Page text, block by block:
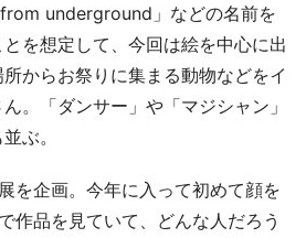
underground」などの名前を
を想定して、今回は絵を中心に出
からお祭りに集まる動物などをイ
。「ダンサー」や「マジシャン」
ぶ。
を企画。今年に入って初めて顔を
作品を見ていて、どんな人だろう